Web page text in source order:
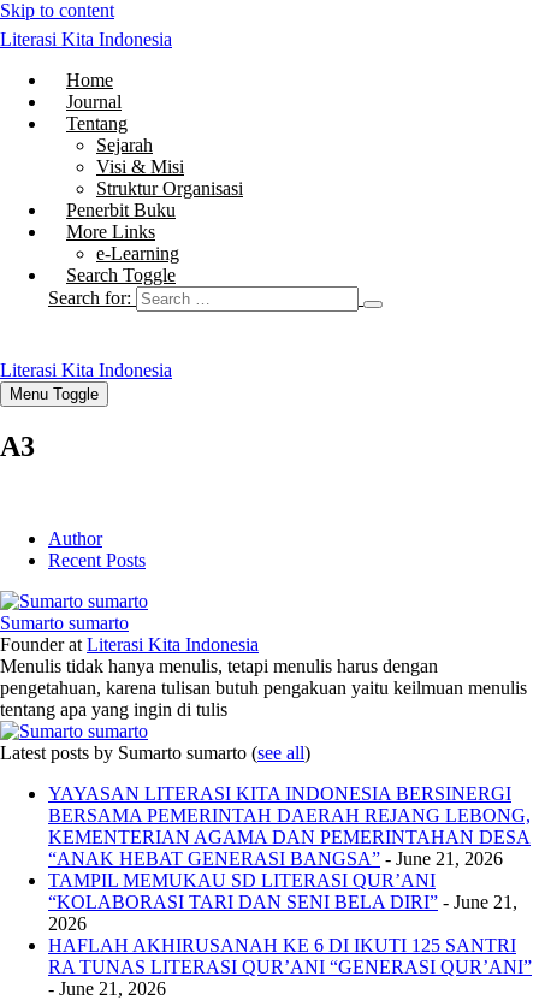
Skip to content
Literasi Kita Indonesia
Home
Journal
Tentang
Sejarah
Visi & Misi
Struktur Organisasi
Penerbit Buku
More Links
e-Learning
Search Toggle
Search for:
Literasi Kita Indonesia
Menu Toggle
A3
Author
Recent Posts
Sumarto sumarto
Founderat Literasi Kita Indonesia
Menulis tidak hanya menulis, tetapi menulis harus dengan
pengetahuan, karena tulisan butuh pengakuan yaitu keilmuan menulis
tentang apa yang ingin di tulis
Latest posts by Sumarto sumarto (see all)
YAYASAN LITERASI KITA INDONESIA BERSINERGI
BERSAMA PEMERINTAH DAERAH REJANG LEBONG,
KEMENTERIAN AGAMA DAN PEMERINTAHAN DESA
“ANAK HEBAT GENERASI BANGSA” - June 21, 2026
TAMPIL MEMUKAU SD LITERASI QUR’ANI
“KOLABORASI TARI DAN SENI BELA DIRI” - June 21,
2026
HAFLAH AKHIRUSANAH KE 6 DI IKUTI 125 SANTRI
RA TUNAS LITERASI QUR’ANI “GENERASI QUR’ANI”
- June 21, 2026